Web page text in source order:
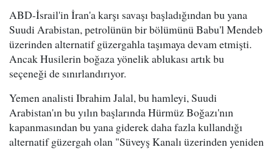
ABD-İsrail'in İran'a karşı savaşı başladığından bu yana
Suudi Arabistan, petrolünün bir bölümünü Babu'l Mendeb
üzerinden alternatif güzergahla taşımaya devam etmişti.
Ancak Husilerin boğaza yönelik ablukası artık bu
seçeneği de sınırlandırıyor.
Yemen analisti Ibrahim Jalal, bu hamleyi, Suudi
Arabistan'ın bu yılın başlarında Hürmüz Boğazı'nın
kapanmasından bu yana giderek daha fazla kullandığı
alternatif güzergah olan "Süveyş Kanalı üzerinden yeniden